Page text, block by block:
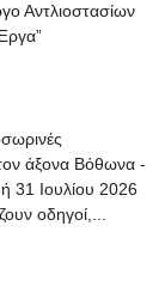
Αντλιοστασίων
άξονα Βόθωνα -
31 Ιουλίου 2026
οδηγοί,...